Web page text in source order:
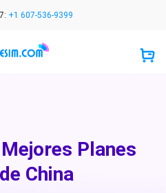
+1 607-536-9399
Planes
China